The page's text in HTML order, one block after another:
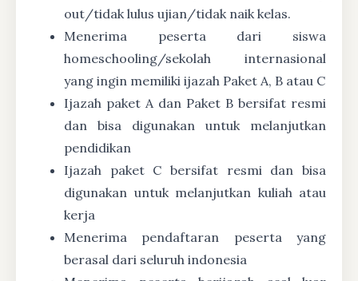
out/tidak lulus ujian/tidak naik kelas.
Menerima peserta dari siswa
homeschooling/sekolah internasional
yang ingin memiliki ijazah Paket A, B atau C
Ijazah paket A dan Paket B bersifat resmi
dan bisa digunakan untuk melanjutkan
pendidikan
Ijazah paket C bersifat resmi dan bisa
digunakan untuk melanjutkan kuliah atau
kerja
Menerima pendaftaran peserta yang
berasal dari seluruh indonesia